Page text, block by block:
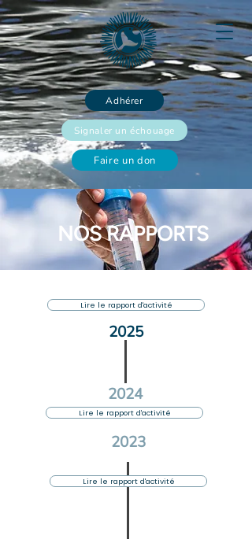
Signaler un échouage
Adhérer
Faire un don
NOS RAPPORTS
2025
2024
2023
Lire le rapport d'activité
Lire le rapport d'activité
Lire le rapport d'activité